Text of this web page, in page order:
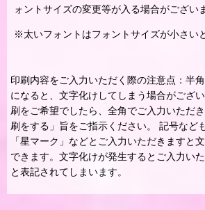
ォントサイズの変更等が入る場合がござい
※太いフォントはフォントサイズが小さい
印刷内容をご入力いただく際の注意点：半
になると、文字化けしてしまう場合がござ
刷をご希望でしたら、全角でご入力いただ
刷をする」旨をご指示ください。 記号など
「星マーク」などとご入力いただきますと
できます。文字化けが発生するとご入力い
と表記されてしまいます。